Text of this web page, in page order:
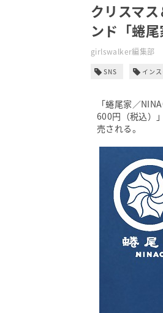
クリスマ
ンド「蜷
girlswalker編集部
SNS イン
「蜷尾家／
600円（税込）
売される。